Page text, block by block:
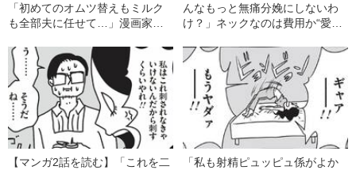
「初めてのオムツ替えもミルク
も全部夫に任せて…」漫画家・
ン”になれなかったワケ
んなもっと無痛分娩にしないわ
け？」ネックなのは費用か“愛
分娩のナゾ
【マンガ2話を読む】「これを二
「私も射精ピュッピュ係がよか